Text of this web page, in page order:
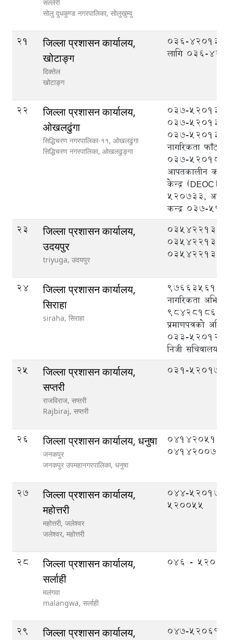
सल्लेरी
सोलु दुधकुण्ड नगरपालिका, सोलुखुम्वु
21
जिल्ला प्रशासन कार्यालय,
खोटाङ्ग
दिक्तेल
खोटाङ्ग
036-420133
लागि 036-
22
जिल्ला प्रशासन कार्यालय,
ओखलढुंगा
सिद्धिचरण नगरपालिका-११, ओखलढुंगा
सिद्धिचरण नगरपालिका, ओखलढुङ्गा
037-520133
037-520131
037-520132
नागरिकता फाँट,
037-520182,
आपतकालीन
केन्द्र
520733,
कन्द्र 037-
23
जिल्ला प्रशासन कार्यालय,
उदयपुर
triyuga, उदयपुर
035422133,
035422131,
035422132
24
जिल्ला प्रशासन कार्यालय,
सिराहा
siraha, सिराहा
नागरिकता
9842818615
प्रमाणपत्रको
033-520121
निजी सचिवालय)
25
जिल्ला प्रशासन कार्यालय,
सप्तरी
राजविराज, सप्तरी
Rajbiraj, सप्तरी
०३१-५२०१७४
26 जिल्ला प्रशासन कार्यालय, धनुषा
जनकपुर
जनकपुर उपमहानगरपालिका, धनुषा
041420510,
041420075
27
जिल्ला प्रशासन कार्यालय,
महोत्तरी
महोत्तरी, जलेश्वर
जलेश्वर, महोत्तरी
044-
520055
28
जिल्ला प्रशासन कार्यालय,
सर्लाही
मलंगवा
malangwa, सर्लाही
०४६ -
29
जिल्ला प्रशासन कार्यालय,
047-520610